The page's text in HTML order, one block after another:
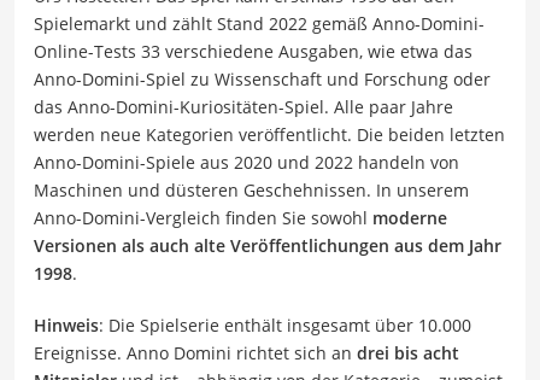
Spielemarkt und zählt Stand 2022 gemäß Anno-Domini-
Online-Tests 33 verschiedene Ausgaben, wie etwa das
Anno-Domini-Spiel zu Wissenschaft und Forschung oder
das Anno-Domini-Kuriositäten-Spiel. Alle paar Jahre
werden neue Kategorien veröffentlicht. Die beiden letzten
Anno-Domini-Spiele aus 2020 und 2022 handeln von
Maschinen und düsteren Geschehnissen. In unserem
Anno-Domini-Vergleich finden Sie sowohl moderne
Versionen als auch alte Veröffentlichungen aus dem Jahr
1998.
Hinweis: Die Spielserie enthält insgesamt über 10.000
Ereignisse. Anno Domini richtet sich an drei bis acht